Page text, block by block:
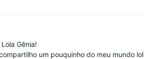
Gênia!
um pouquinho do meu mundo